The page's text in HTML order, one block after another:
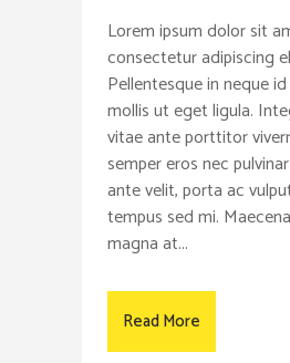
Lorem ipsum dolor sit
consectetur adipiscing
Pellentesque in neque
mollis ut eget ligula.
vitae ante porttitor
semper eros nec
ante velit, porta ac
tempus sed mi.
magna at...
Read More